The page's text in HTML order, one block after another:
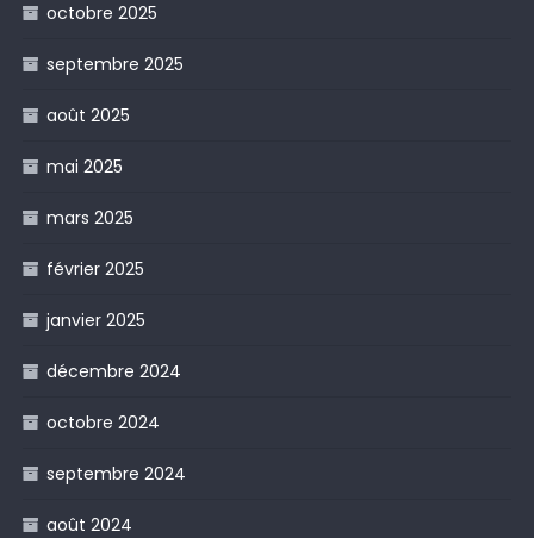
octobre 2025
septembre 2025
août 2025
mai 2025
mars 2025
février 2025
janvier 2025
décembre 2024
octobre 2024
septembre 2024
août 2024